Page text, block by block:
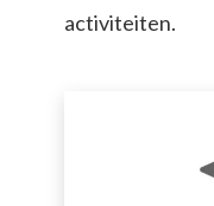
activiteiten.